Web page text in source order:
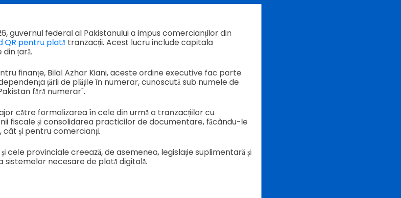
guvernul federal al Pakistanului a impus comercianților din
QR pentru platătranzacții. Acest lucru include capitala
țară.
finanțe, Bilal Azhar Kiani, aceste ordine executive fac parte
țării de plățile în numerar, cunoscută sub numele de
fără numerar".
către formalizarea în cele din urmă a tranzacțiilor cu
fiscale și consolidarea practicilor de documentare, făcându-le
și pentru comercianți.
cele provinciale creează, de asemenea, legislație suplimentară și
necesare de plată digitală.